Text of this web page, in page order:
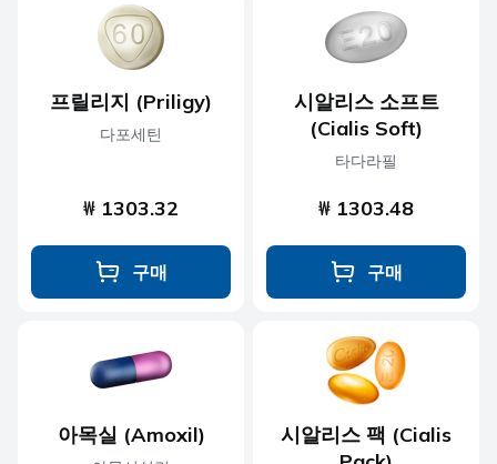
프릴리지 (Priligy)
다포세틴
₩ 1303.32
구매
시알리스 소프트
(Cialis Soft)
타다라필
₩ 1303.48
구매
아목실 (Amoxil)
시알리스 팩 (Cialis